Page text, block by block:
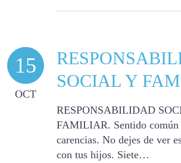
15
OCT
SOCIAL Y
RESPONSABILIDAD
FAMILIAR. Sentido común
carencias. No dejes de ver
con tus hijos. Siete…